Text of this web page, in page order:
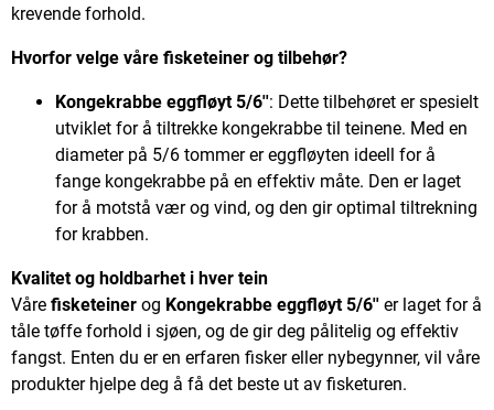
krevende forhold.
Hvorfor velge våre fisketeiner og tilbehør?
Kongekrabbe eggfløyt 5/6'': Dette tilbehøret er spesielt
utviklet for å tiltrekke kongekrabbe til teinene. Med en
diameter på 5/6 tommer er eggfløyten ideell for å
fange kongekrabbe på en effektiv måte. Den er laget
for å motstå vær og vind, og den gir optimal tiltrekning
for krabben.
Kvalitet og holdbarhet i hver tein
Våre fisketeiner og Kongekrabbe eggfløyt 5/6'' er laget for å
tåle tøffe forhold i sjøen, og de gir deg pålitelig og effektiv
fangst. Enten du er en erfaren fisker eller nybegynner, vil våre
produkter hjelpe deg å få det beste ut av fisketuren.